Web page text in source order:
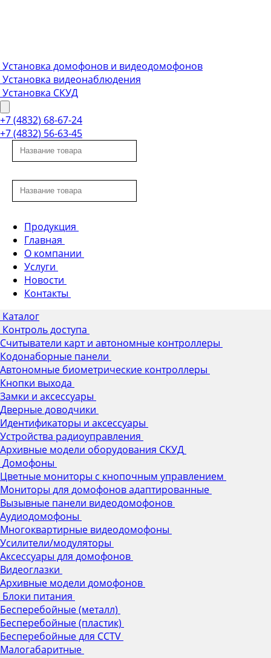
Установка домофонов и видеодомофонов
Установка видеонаблюдения
Установка СКУД
+7 (4832) 68-67-24
+7 (4832) 56-63-45
Продукция
Главная
О компании
Услуги
Новости
Контакты
Каталог
Контроль доступа
Считыватели карт и автономные контроллеры
Кодонаборные панели
Автономные биометрические контроллеры
Кнопки выхода
Замки и аксессуары
Дверные доводчики
Идентификаторы и аксессуары
Устройства радиоуправления
Архивные модели оборудования СКУД
Домофоны
Цветные мониторы с кнопочным управлением
Мониторы для домофонов адаптированные
Вызывные панели видеодомофонов
Аудиодомофоны
Многоквартирные видеодомофоны
Усилители/модуляторы
Аксессуары для домофонов
Видеоглазки
Архивные модели домофонов
Блоки питания
Бесперебойные (металл)
Бесперебойные (пластик)
Бесперебойные для CCTV
Малогабаритные